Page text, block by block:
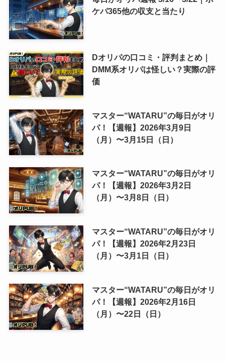
ケパ365他の収支と当たり
Dオリパの口コミ・評判まとめ｜
DMM系オリパは怪しい？実際の評
価
マスター“WATARU”の毎日がオリ
パ！【週報】2026年3月9日
（月）〜3月15日（日）
マスター“WATARU”の毎日がオリ
パ！【週報】2026年3月2日
（月）〜3月8日（日）
マスター“WATARU”の毎日がオリ
パ！【週報】2026年2月23日
（月）〜3月1日（日）
マスター“WATARU”の毎日がオリ
パ！【週報】2026年2月16日
（月）〜22日（日）